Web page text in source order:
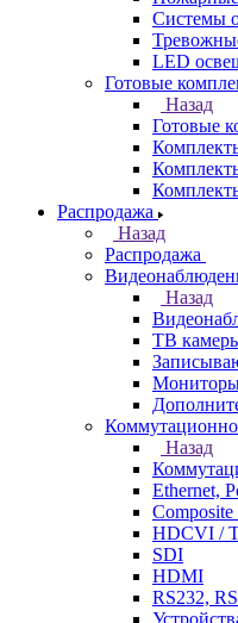
Системы
LED
Готовые
Назад
Готовые
Распродажа
Назад
Распродажа
Назад
ТВ
Мониторы
Назад
Ethernet,
HDCVI /
SDI
HDMI
RS232,